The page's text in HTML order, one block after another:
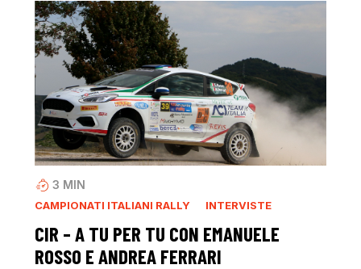
3 MIN
CAMPIONATI ITALIANI RALLY INTERVISTE
CIR – A TU PER TU CON EMANUELE
ROSSO E ANDREA FERRARI